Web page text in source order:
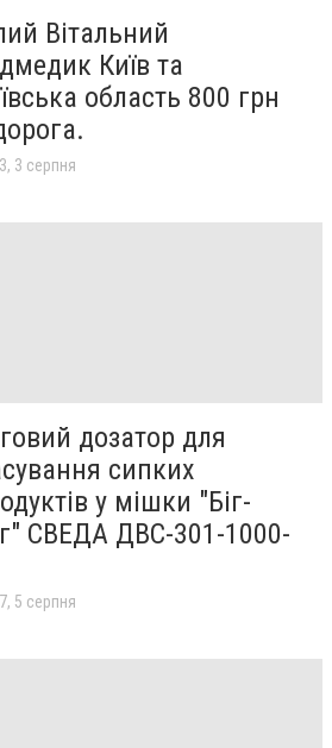
Вітальний
Київ та
область 800 грн
3 серпня
дозатор для
сипких
у мішки "Біг-
СВЕДА ДВС-301-1000-
5 серпня